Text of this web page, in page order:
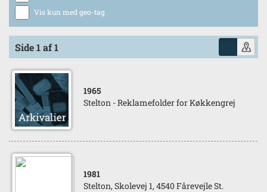
Vis kun med geo-tag
Side 1 af 1
1965
Stelton - Reklamefolder for Køkkengrej
1981
Stelton, Skolevej 1, 4540 Fårevejle St.